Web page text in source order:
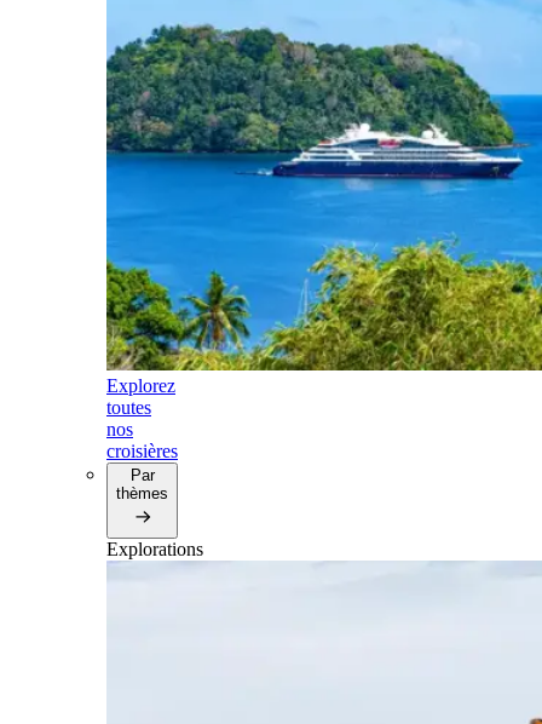
Explorez
toutes
nos
croisières
Par
thèmes
Explorations